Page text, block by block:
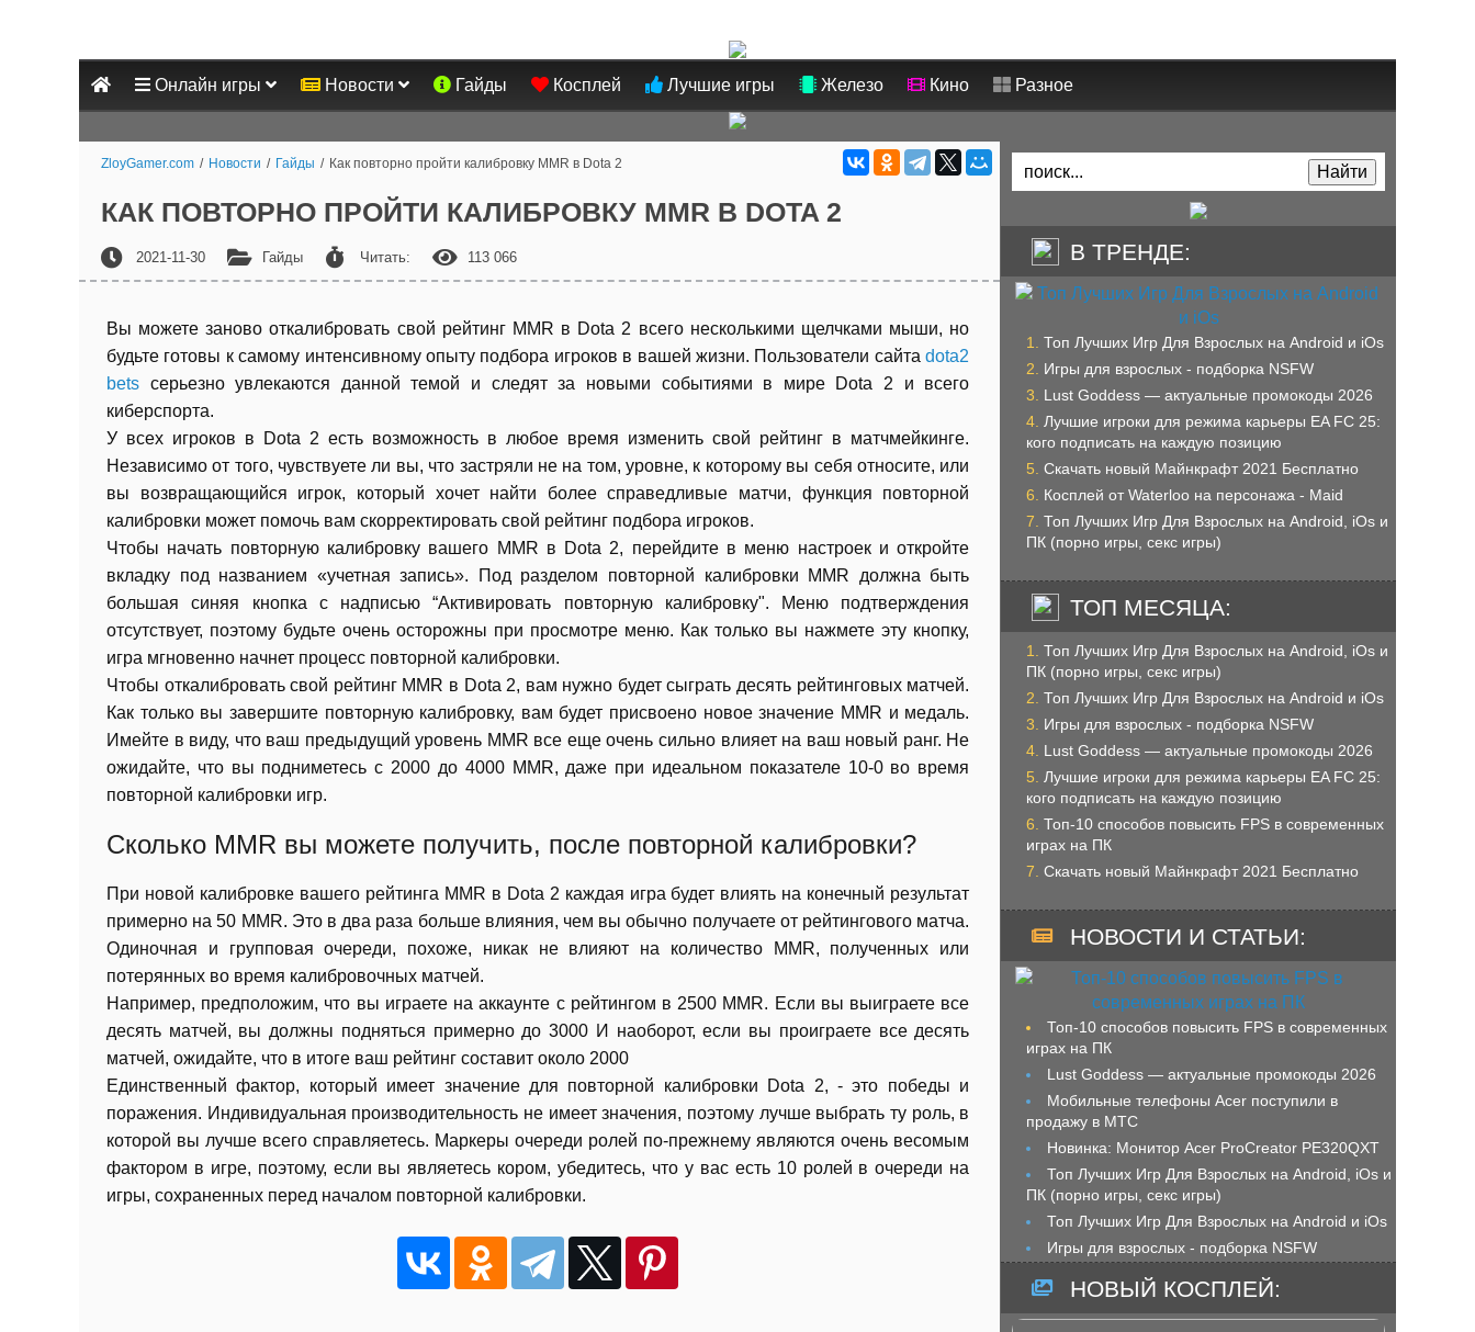
Онлайн игры Новости Гайды Косплей Лучшие игры Железо Кино Разное
ZloyGamer.com / Новости / Гайды / Как повторно пройти калибровку MMR в Dota 2
КАК ПОВТОРНО ПРОЙТИ КАЛИБРОВКУ MMR В DOTA 2
2021-11-30 Гайды Читать: 113 066
Вы можете заново откалибровать свой рейтинг MMR в Dota 2 всего несколькими щелчками мыши, но
будьте готовы к самому интенсивному опыту подбора игроков в вашей жизни. Пользователи сайтаdota2
bets серьезно увлекаются данной темой и следят за новыми событиями в мире Dota 2 и всего
киберспорта.
У всех игроков в Dota 2 есть возможность в любое время изменить свой рейтинг в матчмейкинге.
Независимо от того, чувствуете ли вы, что застряли не на том, уровне, к которому вы себя относите, или
вы возвращающийся игрок, который хочет найти более справедливые матчи, функция повторной
калибровки может помочь вам скорректировать свой рейтинг подбора игроков.
Чтобы начать повторную калибровку вашего MMR в Dota 2, перейдите в меню настроек и откройте
вкладку под названием «учетная запись». Под разделом повторной калибровки MMR должна быть
большая синяя кнопка с надписью “Активировать повторную калибровку". Меню подтверждения
отсутствует, поэтому будьте очень осторожны при просмотре меню. Как только вы нажмете эту кнопку,
игра мгновенно начнет процесс повторной калибровки.
Чтобы откалибровать свой рейтинг MMR в Dota 2, вам нужно будет сыграть десять рейтинговых матчей.
Как только вы завершите повторную калибровку, вам будет присвоено новое значение MMR и медаль.
Имейте в виду, что ваш предыдущий уровень MMR все еще очень сильно влияет на ваш новый ранг. Не
ожидайте, что вы подниметесь с 2000 до 4000 MMR, даже при идеальном показателе 10-0 во время
повторной калибровки игр.
Сколько MMR вы можете получить, после повторной калибровки?
При новой калибровке вашего рейтинга MMR в Dota 2 каждая игра будет влиять на конечный результат
примерно на 50 MMR. Это в два раза больше влияния, чем вы обычно получаете от рейтингового матча.
Одиночная и групповая очереди, похоже, никак не влияют на количество MMR, полученных или
потерянных во время калибровочных матчей.
Например, предположим, что вы играете на аккаунте с рейтингом в 2500 MMR. Если вы выиграете все
десять матчей, вы должны подняться примерно до 3000 И наоборот, если вы проиграете все десять
матчей, ожидайте, что в итоге ваш рейтинг составит около 2000
Единственный фактор, который имеет значение для повторной калибровки Dota 2, - это победы и
поражения. Индивидуальная производительность не имеет значения, поэтому лучше выбрать ту роль, в
которой вы лучше всего справляетесь. Маркеры очереди ролей по-прежнему являются очень весомым
фактором в игре, поэтому, если вы являетесь кором, убедитесь, что у вас есть 10 ролей в очереди на
игры, сохраненных перед началом повторной калибровки.
В ТРЕНДЕ:
Топ Лучших Игр Для Взрослых на Android и iOs
Игры для взрослых - подборка NSFW
Lust Goddess — актуальные промокоды 2026
Лучшие игроки для режима карьеры EA FC 25:
кого подписать на каждую позицию
Скачать новый Майнкрафт 2021 Бесплатно
Косплей от Waterloo на персонажа - Maid
Топ Лучших Игр Для Взрослых на Android, iOs и
ПК (порно игры, секс игры)
ТОП МЕСЯЦА:
Топ Лучших Игр Для Взрослых на Android, iOs и
ПК (порно игры, секс игры)
Топ Лучших Игр Для Взрослых на Android и iOs
Игры для взрослых - подборка NSFW
Lust Goddess — актуальные промокоды 2026
Лучшие игроки для режима карьеры EA FC 25:
кого подписать на каждую позицию
Топ-10 способов повысить FPS в современных
играх на ПК
Скачать новый Майнкрафт 2021 Бесплатно
НОВОСТИ И СТАТЬИ:
Топ-10 способов повысить FPS в современных
играх на ПК
Lust Goddess — актуальные промокоды 2026
Мобильные телефоны Acer поступили в
продажу в МТС
Новинка: Монитор Acer ProCreator PE320QXT
Топ Лучших Игр Для Взрослых на Android, iOs и
ПК (порно игры, секс игры)
Топ Лучших Игр Для Взрослых на Android и iOs
Игры для взрослых - подборка NSFW
НОВЫЙ КОСПЛЕЙ: